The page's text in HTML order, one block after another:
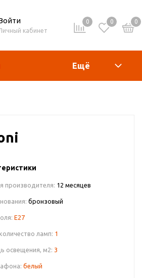
кабинет
0 0 0
Ещё
производителя: 12 месяцев
бронзовый
E27
ламп: 1
освещения, м2: 3
белый